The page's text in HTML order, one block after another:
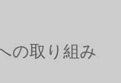
の取り組み